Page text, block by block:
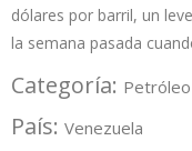
dólares por barril, un
la semana pasada
Categoría: Petróleo
País: Venezuela